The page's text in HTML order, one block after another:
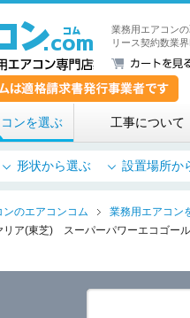
業務用エアコンの
リース契約数業
ンを選ぶ 工事について
形状から選ぶ 設置場所か
のエアコンコム 業務用エアコン
リア(東芝) スーパーパワーエコゴ